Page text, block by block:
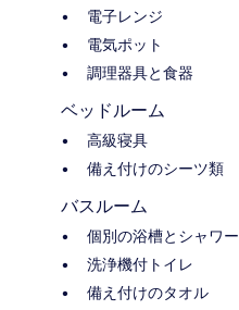
電子レンジ
電気ポット
調理器具と食器
ベッドルーム
高級寝具
備え付けのシーツ類
バスルーム
個別の浴槽とシャワー
洗浄機付トイレ
備え付けのタオル